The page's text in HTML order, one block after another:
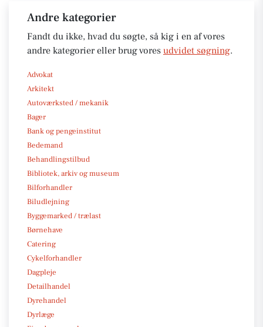
Andre kategorier
Fandt du ikke, hvad du søgte, så kig i en af vores
andre kategorier eller brug vores udvidet søgning.
Advokat
Arkitekt
Autoværksted / mekanik
Bager
Bank og pengeinstitut
Bedemand
Behandlingstilbud
Bibliotek, arkiv og museum
Bilforhandler
Biludlejning
Byggemarked / trælast
Børnehave
Catering
Cykelforhandler
Dagpleje
Detailhandel
Dyrehandel
Dyrlæge